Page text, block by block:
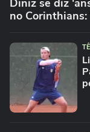
Diniz se diz
no